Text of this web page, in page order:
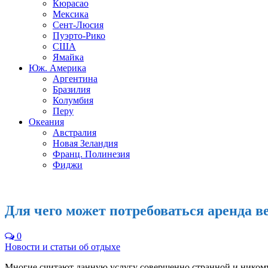
Кюрасао
Мексика
Сент-Люсия
Пуэрто-Рико
США
Ямайка
Юж. Америка
Аргентина
Бразилия
Колумбия
Перу
Океания
Австралия
Новая Зеландия
Франц. Полинезия
Фиджи
Для чего может потребоваться аренда
0
Новости и статьи об отдыхе